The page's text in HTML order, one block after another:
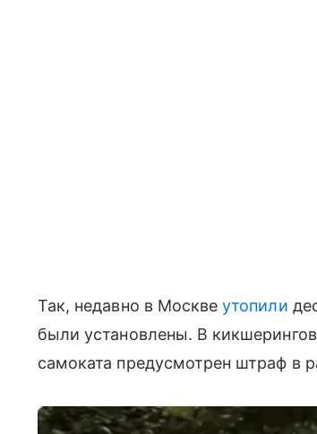
Так, недавно в Москвеутопили
были установлены. В
самоката предусмотрен штраф в